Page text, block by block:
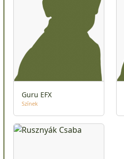
Guru EFX
Színek